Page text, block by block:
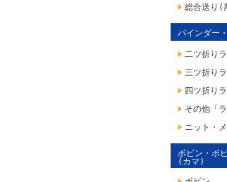
総合送り(
バインダー
二ツ折り
三ツ折り
四ツ折り
その他「ラ
ニット・
ボビン・ボ
(カマ)